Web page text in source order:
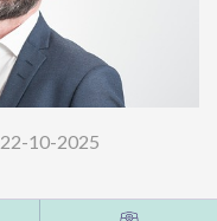
10-2025